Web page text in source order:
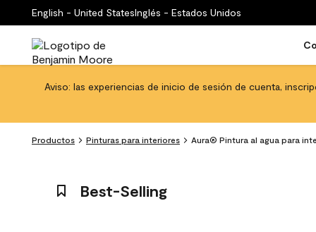
English - United StatesInglés - Estados Unidos
Aviso: las experiencias de inicio de sesión de cuenta,
Productos Pinturas para interiores Aura® Pintura al agua para
Best-Selling